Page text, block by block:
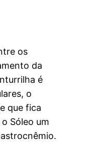
os
da
é
o
que fica
Sóleo um